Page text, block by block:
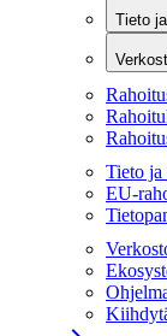
Tieto
Tieto ja
EU-